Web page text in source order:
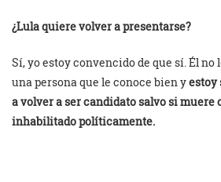
¿Lula quiere volver a presentarse?
Sí, yo estoy convencido de que sí. Él no
una persona que le conoce bien yestoy
a volver a ser candidato salvo si muere
inhabilitado políticamente.